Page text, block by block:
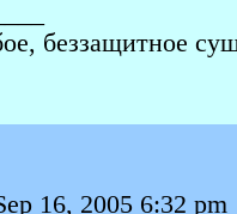
беззащитное
16, 2005 6:32 pm